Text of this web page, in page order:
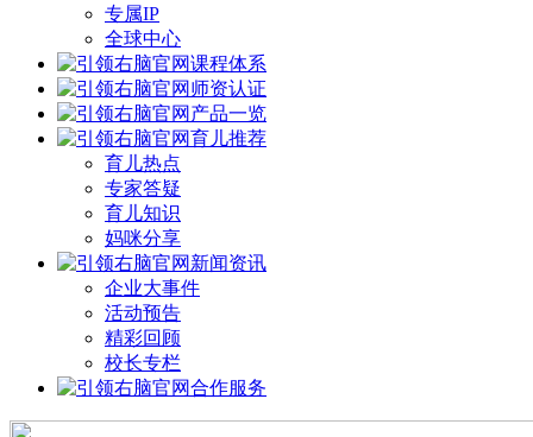
专属IP
全球中心
课程体系
师资认证
产品一览
育儿推荐
育儿热点
专家答疑
育儿知识
妈咪分享
新闻资讯
企业大事件
活动预告
精彩回顾
校长专栏
合作服务